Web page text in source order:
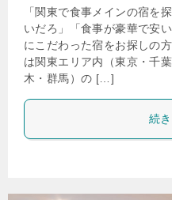
「関東で食事メインの宿を
いだろ」「食事が豪華で安
にこだわった宿をお探しの
は関東エリア内（東京・千
木・群馬）の […]
続